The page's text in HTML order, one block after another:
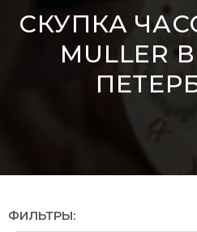
СКУПКА
MULLER
ФИЛЬТРЫ: